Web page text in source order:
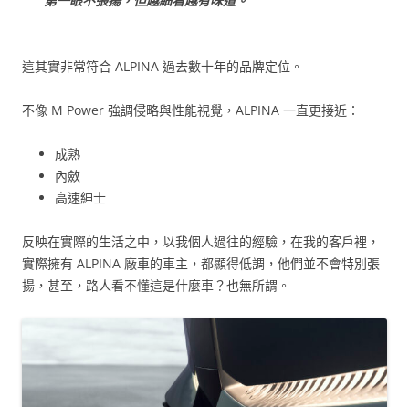
這其實非常符合 ALPINA 過去數十年的品牌定位。
不像 M Power 強調侵略與性能視覺，ALPINA 一直更接近：
成熟
內斂
高速紳士
反映在實際的生活之中，以我個人過往的經驗，在我的客戶裡，
實際擁有 ALPINA 廠車的車主，都顯得低調，他們並不會特別張
揚，甚至，路人看不懂這是什麼車？也無所謂。